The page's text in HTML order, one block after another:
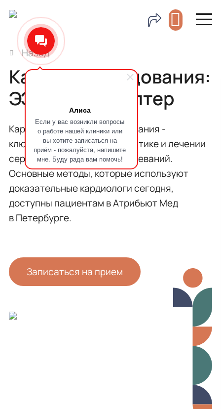
Алиса
Если у вас возникли вопросы
о работе нашей клиники или
вы хотите записаться на
приём - пожалуйста, напишите
мне. Буду рада вам помочь!
Назад
Кардиообследования:
ЭЭГ, ЭхоКГ, холтер
Кардиологические обследования -
ключевой элемент в диагностике и лечении
сердечно-сосудистых заболеваний.
Основные методы, которые используют
доказательные кардиологи сегодня,
доступны пациентам в Атрибьют Мед
в Петербурге.
Записаться на прием